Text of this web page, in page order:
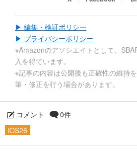
▶ 編集・検証ポリシー
▶ プライバシーポリシー
※Amazonのアソシエイトとして、
入を得ています。
※記事の内容は公開後も正確性の維持
筆・修正を行う場合があります。
コメント
0件
iOS26